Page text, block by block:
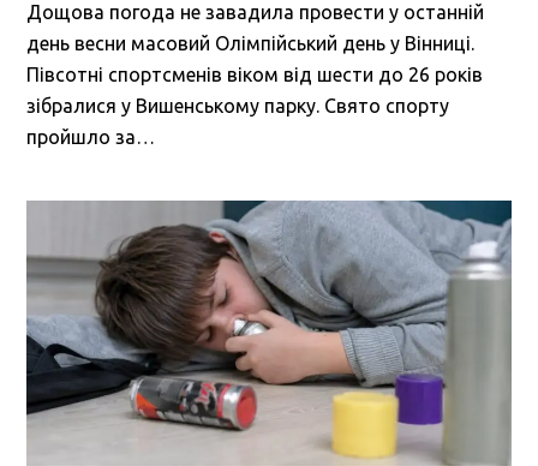
Дощова погода не завадила провести у останній
день весни масовий Олімпійський день у Вінниці.
Півсотні спортсменів віком від шести до 26 років
зібралися у Вишенському парку. Свято спорту
пройшло за…